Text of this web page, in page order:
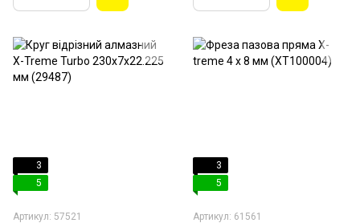
3
5
Артикул: 57521
3
5
Артикул: 61561